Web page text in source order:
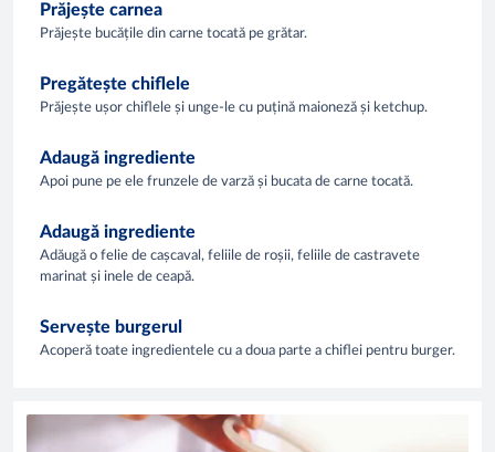
Prăjește carnea
Prăjește bucățile din carne tocată pe grătar.
Pregătește chiflele
Prăjește ușor chiflele și unge-le cu puțină maioneză și ketchup.
Adaugă ingrediente
Apoi pune pe ele frunzele de varză și bucata de carne tocată.
Adaugă ingrediente
Adăugă o felie de cașcaval, feliile de roșii, feliile de castravete
marinat și inele de ceapă.
Servește burgerul
Acoperă toate ingredientele cu a doua parte a chiflei pentru burger.